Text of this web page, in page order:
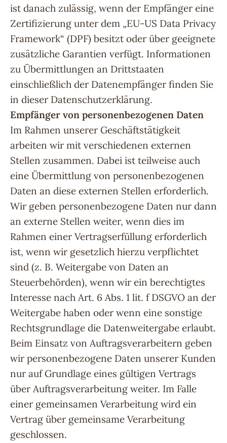
ist danach zulässig, wenn der Empfänger eine
Zertifizierung unter dem „EU-US Data Privacy
Framework“ (DPF) besitzt oder über geeignete
zusätzliche Garantien verfügt. Informationen
zu Übermittlungen an Drittstaaten
einschließlich der Datenempfänger finden Sie
in dieser Datenschutzerklärung.
Empfänger von personenbezogenen Daten
Im Rahmen unserer Geschäftstätigkeit
arbeiten wir mit verschiedenen externen
Stellen zusammen. Dabei ist teilweise auch
eine Übermittlung von personenbezogenen
Daten an diese externen Stellen erforderlich.
Wir geben personenbezogene Daten nur dann
an externe Stellen weiter, wenn dies im
Rahmen einer Vertragserfüllung erforderlich
ist, wenn wir gesetzlich hierzu verpflichtet
sind (z. B. Weitergabe von Daten an
Steuerbehörden), wenn wir ein berechtigtes
Interesse nach Art. 6 Abs. 1 lit. f DSGVO an der
Weitergabe haben oder wenn eine sonstige
Rechtsgrundlage die Datenweitergabe erlaubt.
Beim Einsatz von Auftragsverarbeitern geben
wir personenbezogene Daten unserer Kunden
nur auf Grundlage eines gültigen Vertrags
über Auftragsverarbeitung weiter. Im Falle
einer gemeinsamen Verarbeitung wird ein
Vertrag über gemeinsame Verarbeitung
geschlossen.